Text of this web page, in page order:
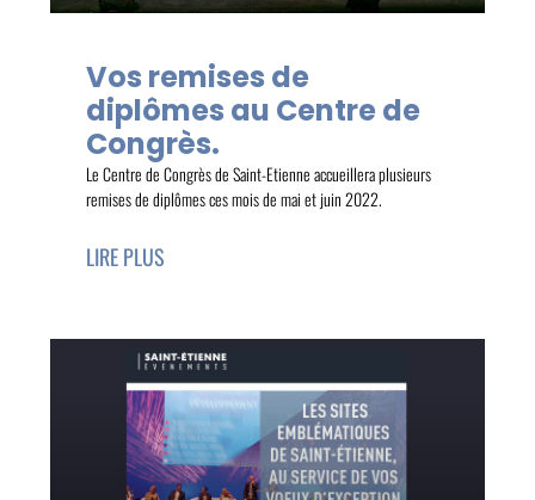
Vos remises de
diplômes au Centre de
Congrès.
Le Centre de Congrès de Saint-Etienne accueillera plusieurs
remises de diplômes ces mois de mai et juin 2022.
LIRE PLUS